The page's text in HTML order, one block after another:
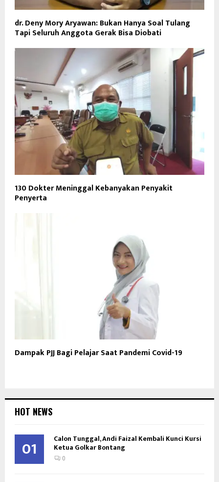
dr. Deny Mory Aryawan: Bukan Hanya Soal Tulang
Tapi Seluruh Anggota Gerak Bisa Diobati
130 Dokter Meninggal Kebanyakan Penyakit
Penyerta
Dampak PJJ Bagi Pelajar Saat Pandemi Covid-19
HOT NEWS
01 Calon Tunggal, Andi Faizal Kembali Kunci Kursi
Ketua Golkar Bontang
0